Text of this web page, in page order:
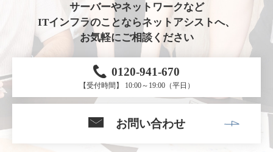
サーバーやネットワークなど
ITインフラのことならネットアシストへ、
お気軽にご相談ください
0120-941-670
【受付時間】 10:00～19:00（平日）
お問い合わせ